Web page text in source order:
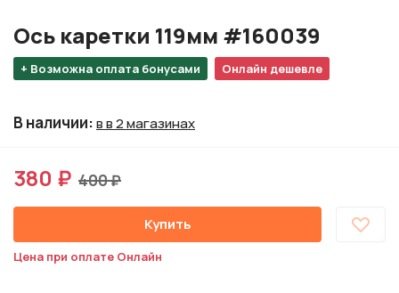
+ Возможна оплата бонусами Онлайн дешевле
Ось каретки 119мм #160039
В наличии:в в 2 магазинах
380 ₽ 400 ₽
Купить
Цена при оплате Онлайн